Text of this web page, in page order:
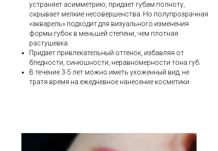
устраняет асимметрию, придает губам полноту,
скрывает мелкие несовершенства. Но полупрозрачная
«акварель» подходит для визуального изменения
формы губок в меньшей степени, чем плотная
растушевка.
Придает привлекательный оттенок, избавляя от
бледности, синюшности, неравномерности тона губ.
В течение 3-5 лет можно иметь ухоженный вид, не
тратя время на ежедневное нанесение косметики.